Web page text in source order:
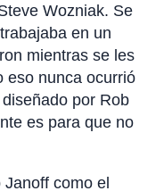
Wozniak. Se
en un
mientras se les
eso nunca ocurrió
por Rob
es para que no
como el